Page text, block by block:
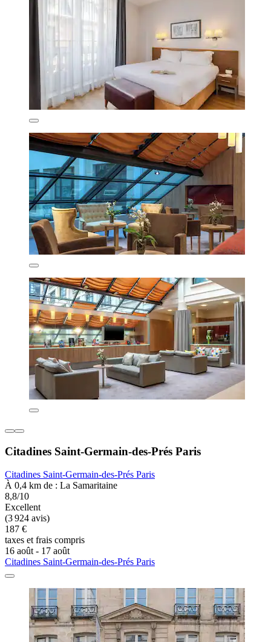
Citadines Saint-Germain-des-Prés Paris
Citadines Saint-Germain-des-Prés Paris
À 0,4 km de : La Samaritaine
8,8/10
Excellent
(3 924 avis)
187 €
taxes et frais compris
16 août - 17 août
Citadines Saint-Germain-des-Prés Paris